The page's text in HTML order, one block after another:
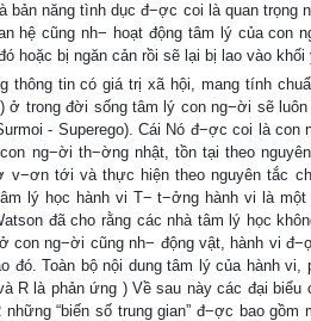
bản năng tình dục đ−ợc coi là quan
hệ cũng nh− hoạt động tâm lý của
hoặc bị ngăn cản rồi sẽ lại bị lao vào
thông tin có giá trị xã hội, mang tính
ở trong đời sống tâm lý con ng−ời sẽ
- Superego). Cái Nó đ−ợc coi là
ng−ời th−ờng nhật, tồn tại theo
v−ơn tới và thực hiện theo nguyên tắc
lý học hành vi T− t−ởng hành vi là
đã cho rằng các nhà tâm lý học
con ng−ời cũng nh− động vật, hành vi
đó. Toàn bộ nội dung tâm lý của hành
R là phản ứng ) Về sau này các đại
“biến số trung gian” đ−ợc bao